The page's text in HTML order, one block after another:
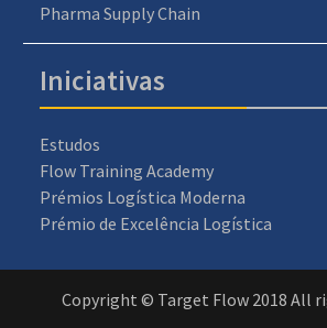
Pharma Supply Chain
Iniciativas
Estudos
Flow Training Academy
Prémios Logística Moderna
Prémio de Excelência Logística
Copyright © Target Flow 2018 All